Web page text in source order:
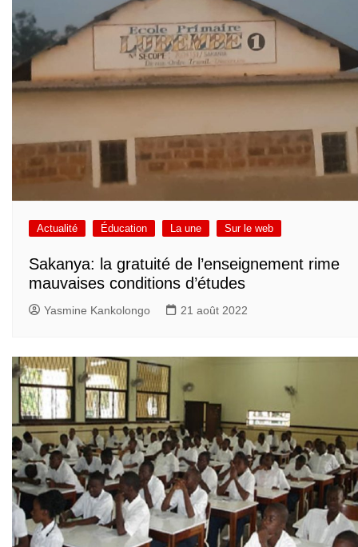
Actualité Éducation La une Sur le web
Sakanya: la gratuité de l’enseignement rime
mauvaises conditions d’études
Yasmine Kankolongo 21 août 2022